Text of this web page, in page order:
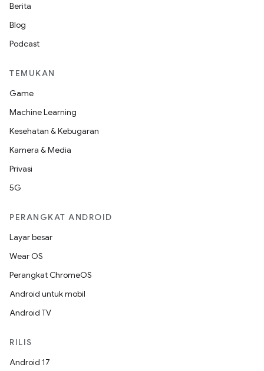
Berita
Blog
Podcast
TEMUKAN
Game
Machine Learning
Kesehatan & Kebugaran
Kamera & Media
Privasi
5G
PERANGKAT ANDROID
Layar besar
Wear OS
Perangkat ChromeOS
Android untuk mobil
Android TV
RILIS
Android 17